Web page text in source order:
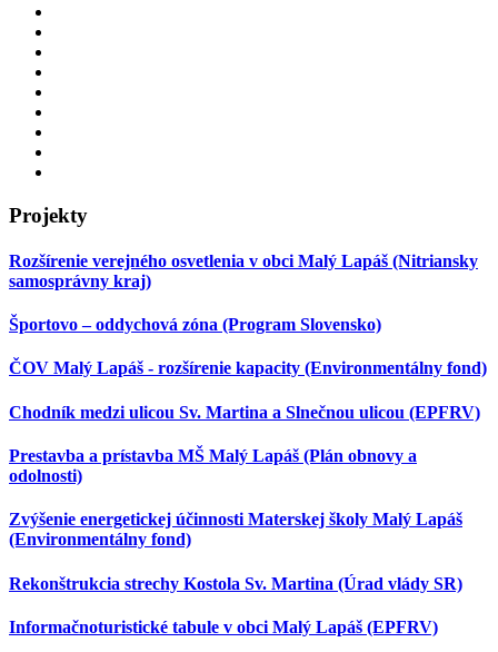
Projekty
Rozšírenie verejného osvetlenia v obci Malý Lapáš (Nitriansky
samosprávny kraj)
Športovo – oddychová zóna (Program Slovensko)
ČOV Malý Lapáš - rozšírenie kapacity (Environmentálny fond)
Chodník medzi ulicou Sv. Martina a Slnečnou ulicou (EPFRV)
Prestavba a prístavba MŠ Malý Lapáš (Plán obnovy a
odolnosti)
Zvýšenie energetickej účinnosti Materskej školy Malý Lapáš
(Environmentálny fond)
Rekonštrukcia strechy Kostola Sv. Martina (Úrad vlády SR)
Informačnoturistické tabule v obci Malý Lapáš (EPFRV)